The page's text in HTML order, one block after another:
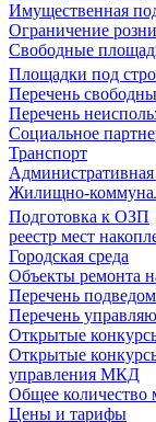
Имущественная
Ограничение
Свободные
Площадки под
Перечень
Перечень
Социальное
Транспорт
Жилищно-
Подготовка к ОЗП
реестр мест
Городская среда
Объекты ремонта
Перечень
Перечень
Открытые
Открытые
управления МКД
Общее количество
Цены и тарифы